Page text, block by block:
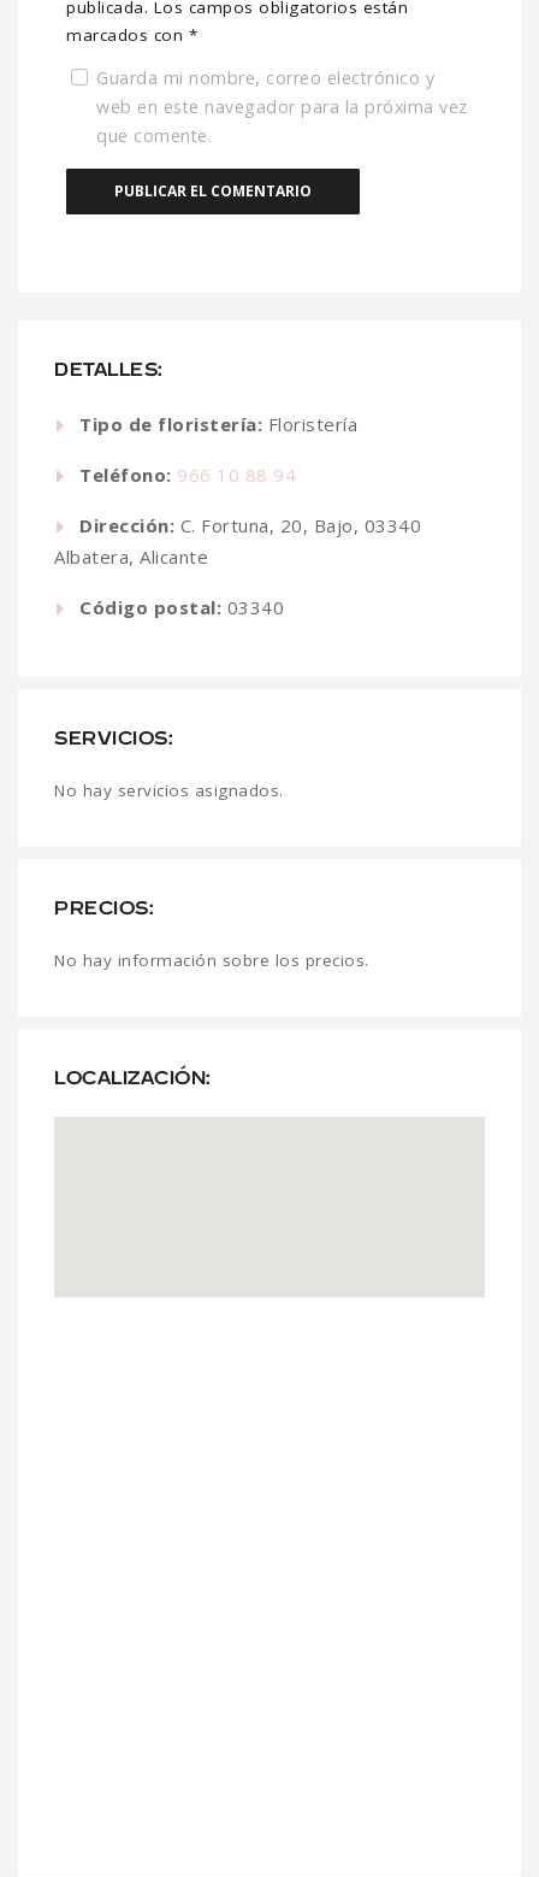
DETALLES:
Tipo de floristería: Floristería
Teléfono: 966 10 88 94
Dirección: C. Fortuna, 20, Bajo, 03340
Albatera, Alicante
Código postal: 03340
SERVICIOS:
No hay servicios asignados.
PRECIOS:
No hay información sobre los precios.
LOCALIZACIÓN:
publicada. Los campos obligatorios están
marcados con *
Guarda mi nombre, correo electrónico y
web en este navegador para la próxima vez
que comente.